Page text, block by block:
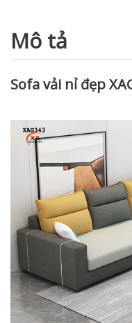
was:
12.000.000 ₫.
9.000.000 ₫.
Mô tả
Sofa vải nỉ đẹp